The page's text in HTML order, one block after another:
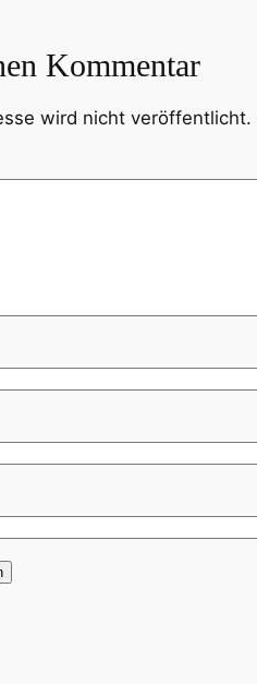
Kommentar
wird nicht veröffentlicht.